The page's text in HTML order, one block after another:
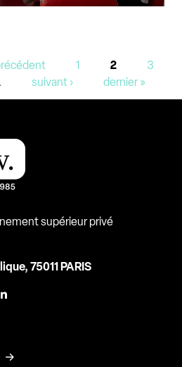
1 2
3
suivant › dernier »
supérieur privé
75011 PARIS